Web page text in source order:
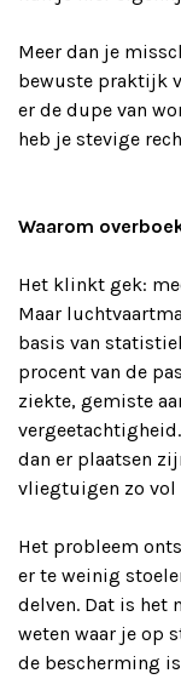
Meer dan je
bewuste praktijk
er de dupe van
heb je stevige
Waarom
Het klinkt gek:
Maar
basis van
procent van de
ziekte, gemiste
dan er plaatsen
vliegtuigen zo
Het probleem
er te weinig
delven. Dat is het
weten waar je op
de bescherming